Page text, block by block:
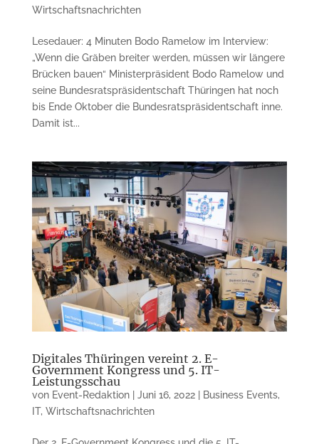
Wirtschaftsnachrichten
Lesedauer: 4 Minuten Bodo Ramelow im Interview:
„Wenn die Gräben breiter werden, müssen wir längere
Brücken bauen“ Ministerpräsident Bodo Ramelow und
seine Bundesrats­präsidentschaft Thüringen hat noch
bis Ende Oktober die Bundesrats­präsidentschaft inne.
Damit ist...
Digitales Thüringen vereint 2. E-
Government Kongress und 5. IT-
Leistungsschau
von Event-Redaktion| Juni 16, 2022| Business Events,
IT, Wirtschaftsnachrichten